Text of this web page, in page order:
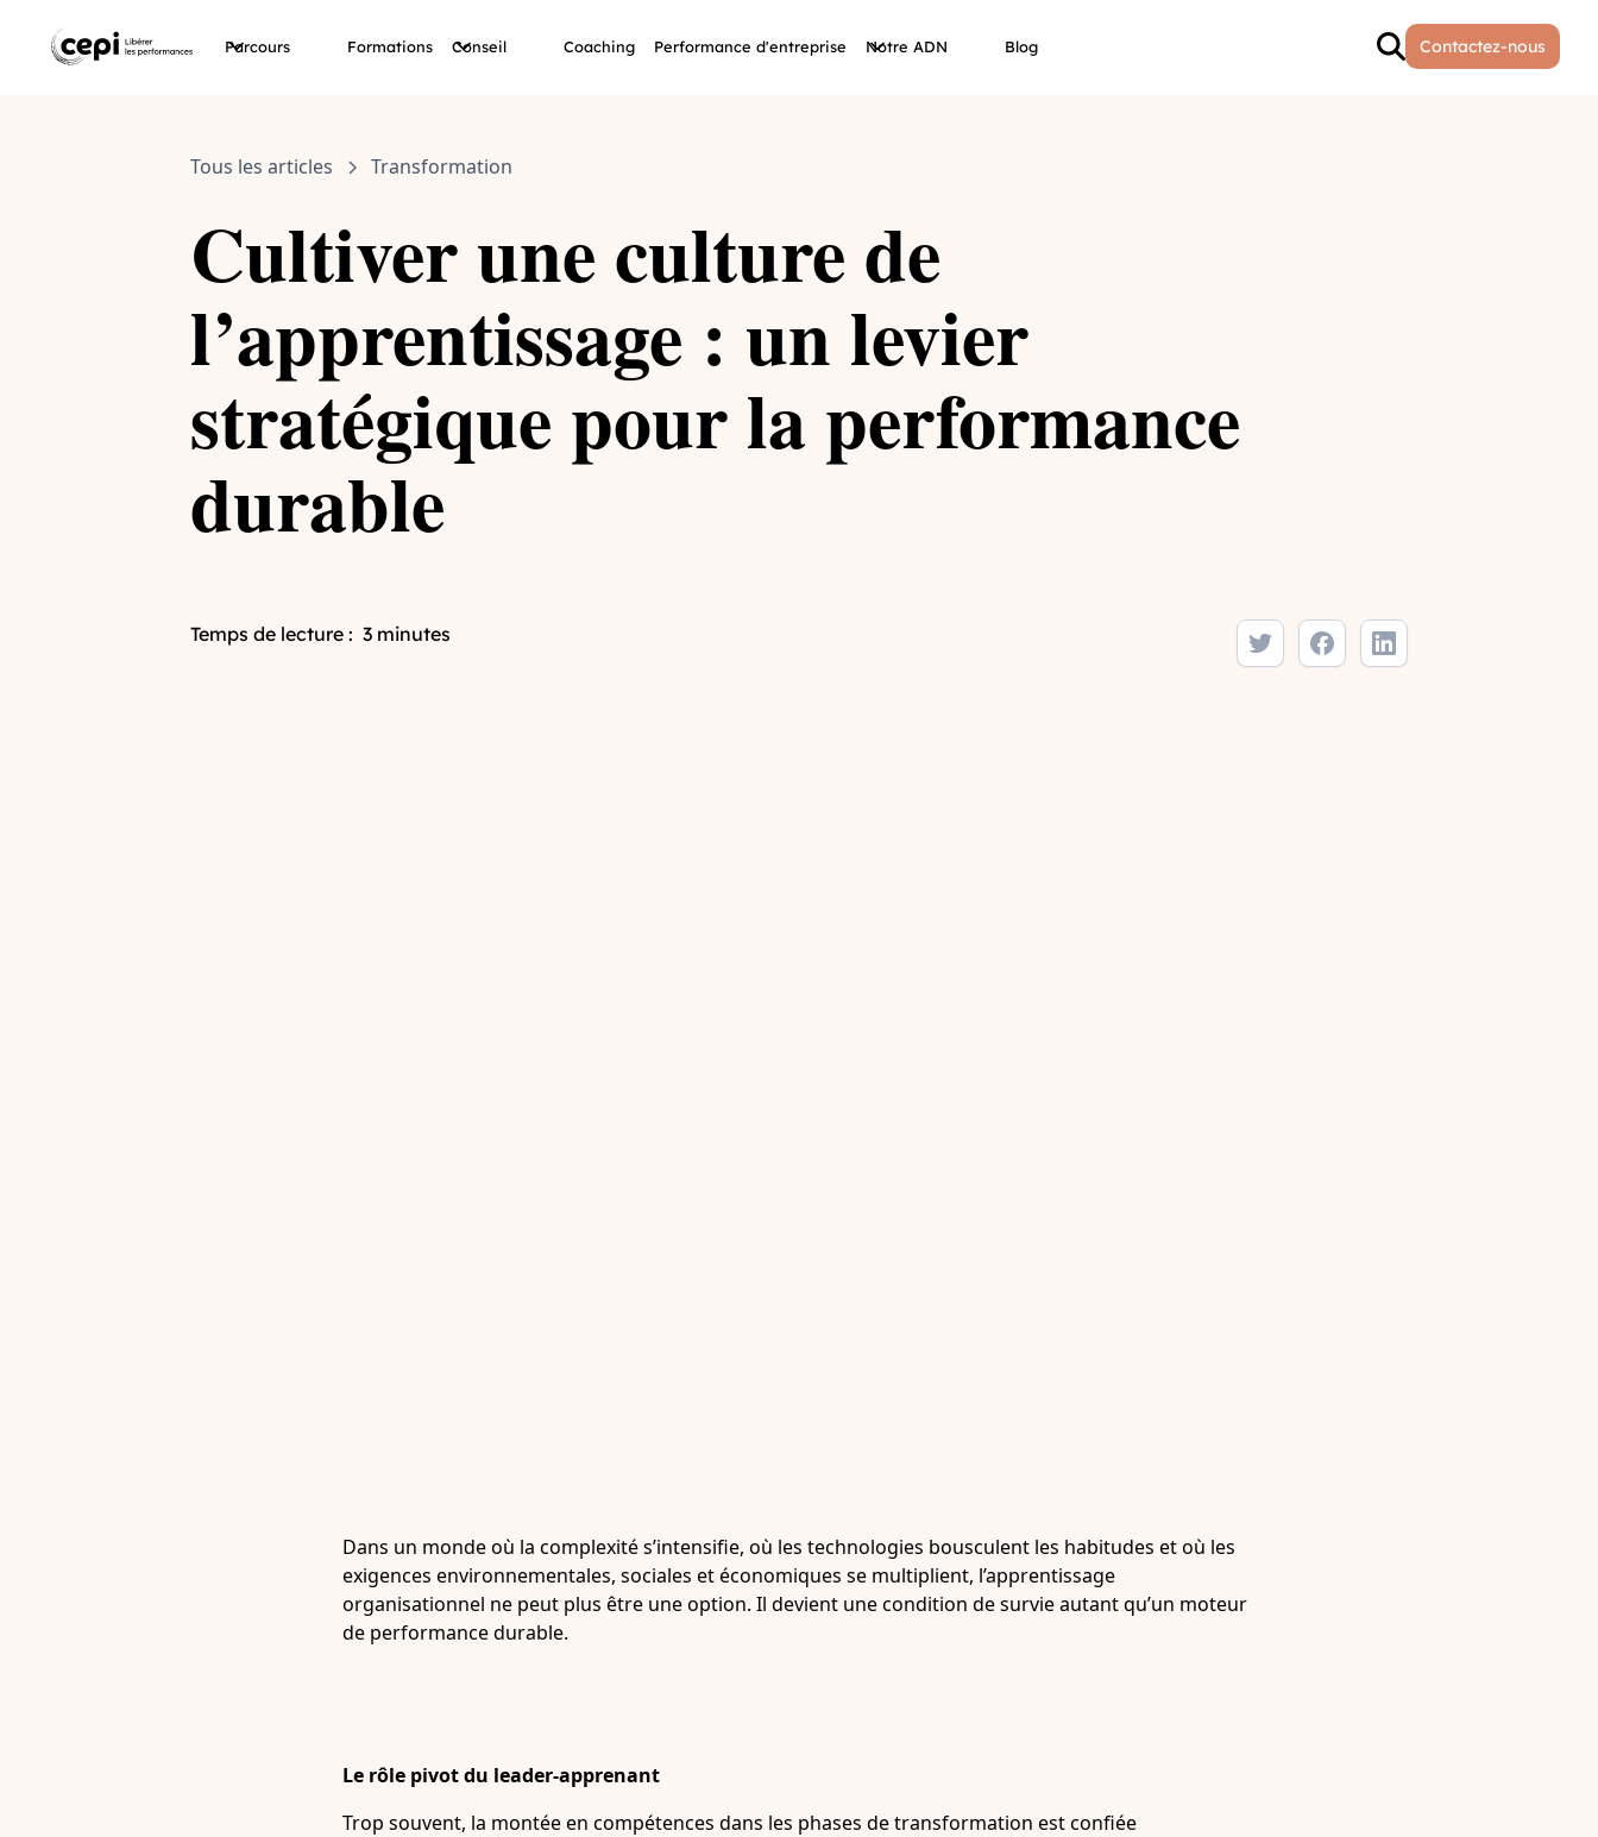
Parcours Formations Conseil Coaching Performance d'entreprise Notre ADN Blog Contactez-nous
Tous les articles Transformation
Cultiver une culture de
l’apprentissage : un levier
stratégique pour la performance
durable
Temps de lecture : 3 minutes
Dans un monde où la complexité s’intensifie, où les technologies bousculent les habitudes et où les
exigences environnementales, sociales et économiques se multiplient, l’apprentissage
organisationnel ne peut plus être une option. Il devient une condition de survie autant qu’un moteur
de performance durable.
Le rôle pivot du leader-apprenant
Trop souvent, la montée en compétences dans les phases de transformation est confiée